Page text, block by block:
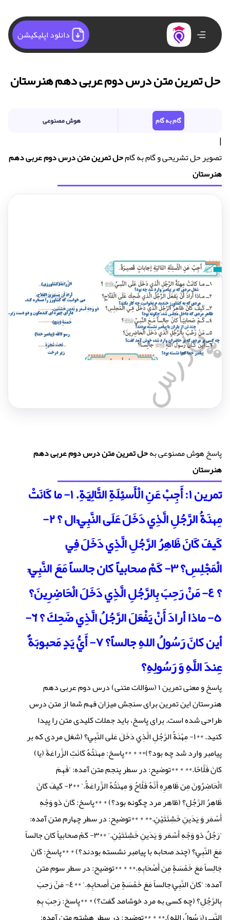
دانلود اپلیکیشن
حل تمرین متن درس دوم عربی دهم هنرستان
گام به گام هوش مصنوعی
|
تصویر حل تشریحی و گام به گامحل تمرین متن درس دوم عربی دهم
هنرستان
پاسخ هوش مصنوعی بهحل تمرین متن درس دوم عربی دهم
هنرستان
تمرین ۱: أَجِبْ عَنِ الْأَسئِلَةِ التَّالِيَةِ. ۱- ما كَانَتْ
مِهنَةُ الرَّجُلِ الَّذِي دَخَلَ عَلَى النَّبِيِّ ال ؟ ۲-
كَيفَ كَانَ ظَاهِرُ الرَّجُلِ الَّذِي دَخَلَ فِي
الْمَجْلِسِ؟ ۳- كَمْ صحابياً كان جالساً مَعَ النَّبِيِّ
؟ ٤- مَنْ رَحِبَ بِالرَّجُلِ الَّذِي دَخَلَ الْحَاضِرِينَ؟
٥- ماذا أرادَ أَنْ يَفْعَلَ الرَّجُلُ الَّذِي ضَحِكَ ؟ ٦-
أين كانَ رَسُولُ اللهِ جالساً؟ ٧- أَيُّ يَدٍ مَحبوبَةٌ
عِندَ اللَّهِ وَ رَسُولِهِ؟
پاسخ و معنی تمرین ۱ (سؤالات متنی) درس دوم عربی دهم
هنرستان این تمرین برای سنجش میزان فهم شما از متن درس
طراحی شده است. برای پاسخ، باید جملات کلیدی متن را پیدا
کنید. **۱- مِهْنَةُ الرَّجُلِ الَّذِي دَخَلَ عَلَى النَّبِيِّ؟ (شغل مردی که بر
پیامبر وارد شد چه بود؟)** * **پاسخ: مِهنَتُهُ كَانَتِ الزَّراعَةَ (یا)
كانَ فَلَّاحًا.** * **توضیح: در سطر پنجم متن آمده: 'فَهِمَ
الْحَاضِرُونَ مِن ظَاهِرِهِ أَنَّهُ فَلَّاحُ وَ مِهنَتُهُ الزَّراعَةُ.' **۲- كَيفَ كَانَ
ظَاهِرُ الرَّجُلِ؟ (ظاهر مرد چگونه بود؟) * **پاسخ: كَانَ ذو وَجْهِ
أَسْمَر وَ يَدَينِ خَشِئَتَيْنِ.** * **توضیح: در سطر چهارم متن آمده:
'رَجُلٌ ذو وَجْهِ أَسْمَر وَ يَدَينِ خَشِئَتَيْنِ.' **۳- كَمْ صحابياً كان جالساً
مَعَ النَّبِيِّ؟ (چند صحابه با پیامبر نشسته بودند؟) * **پاسخ: كَانَ
جَالِساً مَعَ خَمْسَةٍ مِن أَصْحَابِهِ.** * **توضیح: در سطر سوم متن
آمده: 'كانَ النَّبِيُّ جالساً مَعَ خَمْسَةٍ مِن أَصحابِهِ.' **٤- مَنْ رَحِبَ
بِالرَّجُلِ؟ (چه کسی به مرد خوشامد گفت؟) * **پاسخ: رَحِبَ بِهِ